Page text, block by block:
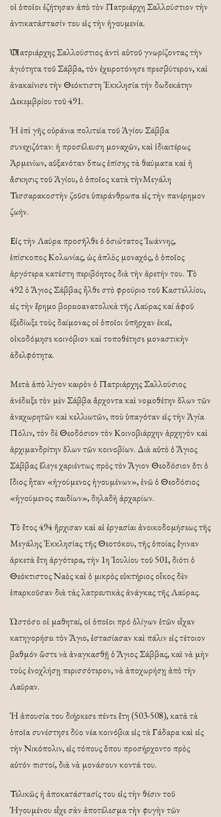
οἱ ὁποῖοι ἐζήτησαν ἀπὸ τὸν Πατριάρχη Σαλλούστιον τὴν
ἀντικατάστασίν του εἰς τὴν ἡγουμενία.
Ὁ Πατριάρχης Σαλλούστιος ἀντὶ αὐτοῦ γνωρίζοντας τὴν
ἁγιότητα τοῦ Σάββα, τὸν ἐχειροτόνησε πρεσβύτερον, καὶ
ἀνακαίνισε τὴν Θεόκτιστη Ἐκκλησία τήν δωδεκάτην
Δεκεμβρίου τοῦ 491.
Ἡ ἐπὶ γῆς οὐράνια πολιτεία τοῦ Ἁγίου Σάββα
συνεχιζόταν: ἡ προσέλευση μοναχῶν, καὶ ἰδιαιτέρως
Ἀρμενίων, αὐξανόταν ὅπως ἐπίσης τὰ θαύματα καὶ ἡ
ἄσκησις τοῦ Ἁγίου, ὁ ὁποῖος κατὰ τὴνΜεγάλη
Τεσσαρακοστὴν ζοῦσε ὑπεράνθρωπα εἰς τὴν πανέρημον
ζωήν.
Εἰς τὴν Λαύρα προσῆλθε ὁ ὁσιώτατος Ἰωάννης,
ἐπίσκοπος Κολωνίας, ὡς ἁπλὸς μοναχός, ὁ ὁποῖος
ἀργότερα κατέστη περιβόητος διὰ τὴν ἀρετήν του. Τὸ
492 ὁ Ἅγιος Σάββας ἦλθε στὸ φρούριο τοῦ Καστελλίου,
εἰς τὴν ἔρημο βορειοανατολικὰ τῆς Λαύρας καί ἀφοῦ
ἐξεδίωξε τοὺς δαίμονας οἱ ὁποῖοι ὑπῆρχαν ἐκεῖ,
οἰκοδόμησε κοινόβιον καὶ τοποθέτησε μοναστικὴν
ἀδελφότητα.
Μετὰ ἀπὸ λίγον καιρὸν ὁ Πατριάρχης Σαλλούσιος
ἀνέδειξε τὸν μὲν Σάββα ἄρχοντα καὶ νομοθέτην ὅλων τῶν
ἀναχωρητῶν καὶ κελλιωτῶν, ποὺ ὑπαγόταν εἰς τὴν Ἁγία
Πόλιν, τὸν δὲ Θεοδόσιον τὸν Κοινοβιάρχην ἀρχηγὸν καὶ
ἀρχιμανδρίτην ὅλων τῶν κοινοβίων. Διὰ αὐτὸ ὁ Ἅγιος
Σάββας ἔλεγε χαριέντως πρὸς τὸν Ἅγιον Θεοδόσιον ὅτι ὁ
ἴδιος ἦταν «ἡγούμενος ἡγουμένων», ἐνῶ ὁ Θεοδόσιος
«ἡγούμενος παιδίων», δηλαδὴ ἀρχαρίων.
Τὸ ἔτος 494 ἤρχισαν καὶ αἱ ἐργασίαι ἀνοικοδομήσεως τῆς
Μεγάλης Ἐκκλησίας τῆς Θεοτόκου, τῆς ὁποίας ἔγιναν
ἀρκετὰ ἔτη ἀργότερα, τὴν 1η Ἰουλίου τοῦ 501, διότι ὁ
Θεόκτιστος Ναὸς καὶ ὁ μικρὸς εὐκτήριος οἶκος δὲν
ἐπαρκοῦσαν διὰ τὰς λατρευτικὰς ἀνάγκας τῆς Λαύρας.
Ὡστόσο οἱ μαθηταί, οἱ ὁποῖοι πρό ὀλίγων ἐτῶν εἶχαν
κατηγορήσει τὸν Ἅγιο, ἐστασίασαν καὶ πάλιν εἰς τέτοιον
βαθμόν ὣστε νὰ ἀναγκασθῇ ὁ Ἅγιος Σάββας, καὶ νὰ μὴν
τοὺς ἐνοχλήσῃ περισσότερον, νὰ ἀποχωρήσῃ ἀπὸ τὴν
Λαύραν.
Ἡ ἀπουσία του διήρκεσε πέντε ἔτη (503-508), κατὰ τὰ
ὁποῖα συνέστησε δύο νέα κοινόβια εἰς τὰ Γάδαρα καὶ εἰς
τὴν Νικόπολιν, εἰς τόπους ὅπου προσήρχοντο πρὸς
αὐτόν πιστοί, διὰ νὰ μονάσουν κοντά του.
Τελικῶς ἡ ἀποκατάστασίς του εἰς τὴν θέσιν τοῦ
Ἡγουμένου εἶχε σὰν ἀποτέλεσμα τὴν φυγὴν τῶν